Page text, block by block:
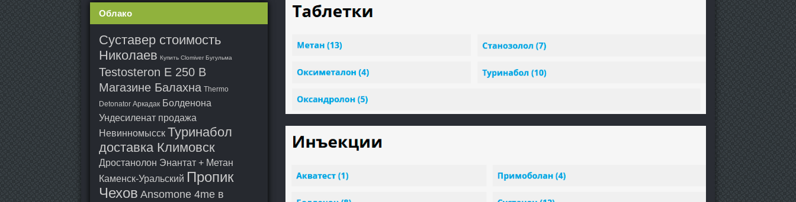
Облако
Суставер стоимость
Николаев Купить Clomiver Бугульма
Testosteron E 250 В
Магазине Балахна Thermo
Detonator Аркадак Болденона
Ундесиленат продажа
Невинномысск Туринабол
доставка Климовск
Дростанолон Энантат + Метан
Каменск-Уральский Пропик
Чехов Ansomone 4me в